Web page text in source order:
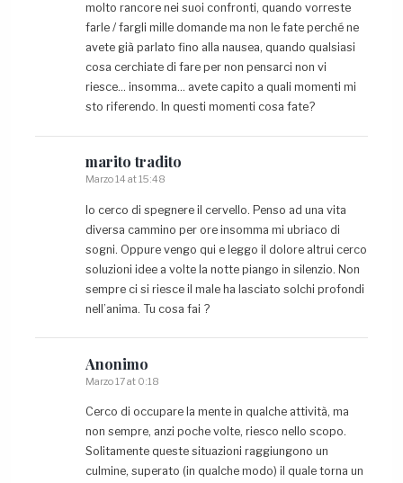
molto rancore nei suoi confronti, quando vorreste
farle / fargli mille domande ma non le fate perché ne
avete già parlato fino alla nausea, quando qualsiasi
cosa cerchiate di fare per non pensarci non vi
riesce… insomma… avete capito a quali momenti mi
sto riferendo. In questi momenti cosa fate?
marito tradito
Marzo 14 at 15:48
Io cerco di spegnere il cervello. Penso ad una vita
diversa cammino per ore insomma mi ubriaco di
sogni. Oppure vengo qui e leggo il dolore altrui cerco
soluzioni idee a volte la notte piango in silenzio. Non
sempre ci si riesce il male ha lasciato solchi profondi
nell’anima. Tu cosa fai ?
Anonimo
Marzo 17 at 0:18
Cerco di occupare la mente in qualche attività, ma
non sempre, anzi poche volte, riesco nello scopo.
Solitamente queste situazioni raggiungono un
culmine, superato (in qualche modo) il quale torna un